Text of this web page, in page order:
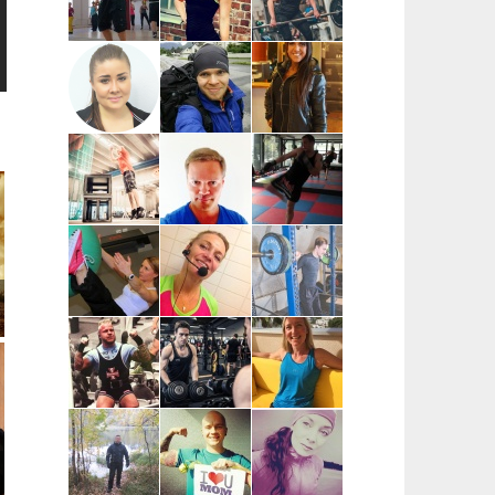
Pia Mäensivu
| Uusimaa
Niina
Nevalainen |
Uusimaa,
Hyvinkää
Voima-Katja |
Pääkaupunkiseutu,
Etävalmennus
Mari Reijonen
| Espoo,
Helsinki,
Vantaa
Jyri
Heiskanen |
Helsinki
Katarina
Tapaninmäki |
Uusimaa,
Kerava (kysy
myös muita)
Ilkka Häggman |
Pääkaupunkiseutu
Juha Simola |
Uusimaa
Esa Tirkkonen
| Helsinki,
Espoo,
Vantaa,
Kauniainen
Meri Saarinen
| Helsinki
(Arabia ja Itä-
ja Pohjois-
Helsinki)
Pia Lindén-Linna |
Pääkaupunkiseutu
Ville Siukkola
| Tampere,
Pirkkala,
Kangasala
Jani
Suopanki |
Rovaniemi,
Lappi
Joonas Hautamäki
| Vantaa,
pääkaupunkiseutu
Elina
Silverang |
Espoo,
Helsinki,
Kauniainen,